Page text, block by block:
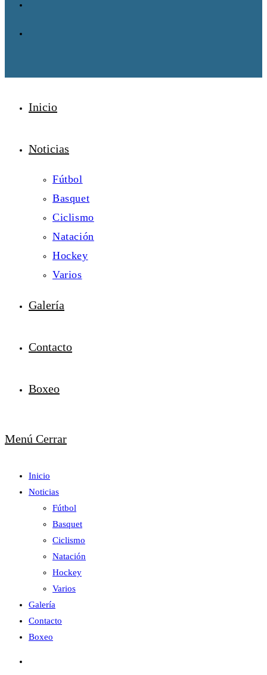
Inicio
Noticias
Fútbol
Basquet
Ciclismo
Natación
Hockey
Varios
Galería
Contacto
Boxeo
Menú Cerrar
Inicio
Noticias
Fútbol
Basquet
Ciclismo
Natación
Hockey
Varios
Galería
Contacto
Boxeo